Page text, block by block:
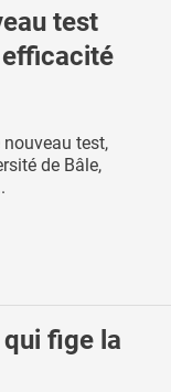
test
efficacité
test,
de Bâle,
qui fige la